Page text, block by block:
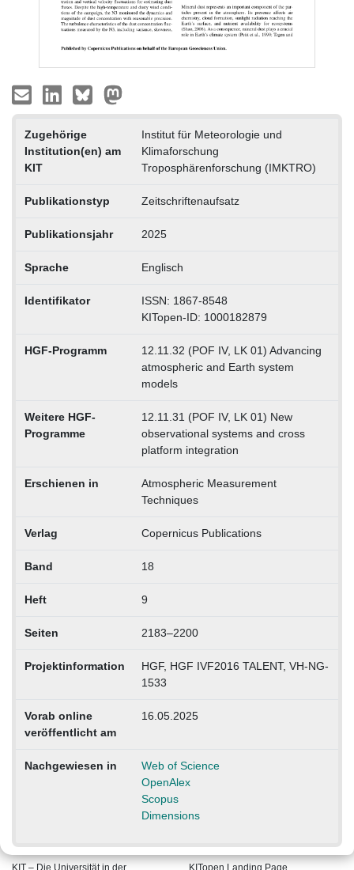
Zugehörige
Institution(en) am
KIT
Institut für Meteorologie und
Klimaforschung
Troposphärenforschung (IMKTRO)
Publikationstyp Zeitschriftenaufsatz
Publikationsjahr 2025
Sprache Englisch
Identifikator
ISSN: 1867-8548
KITopen-ID: 1000182879
HGF-Programm
12.11.32 (POF IV, LK 01) Advancing
atmospheric and Earth system
models
Weitere HGF-
Programme
12.11.31 (POF IV, LK 01) New
observational systems and cross
platform integration
Erschienen in
Atmospheric Measurement
Techniques
Verlag Copernicus Publications
Band 18
Heft 9
Seiten 2183–2200
Projektinformation
HGF, HGF IVF2016 TALENT, VH-NG-
1533
Vorab online
veröffentlicht am
16.05.2025
Nachgewiesen in
Web of Science
OpenAlex
Scopus
Dimensions
KIT – Die Universität in der KITopen Landing Page